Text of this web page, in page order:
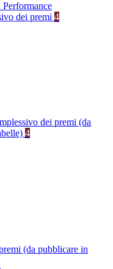
dei premi 4
dei premi (da
4
(da pubblicare in